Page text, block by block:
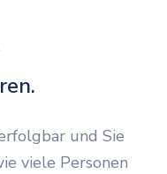
und Sie
viele Personen